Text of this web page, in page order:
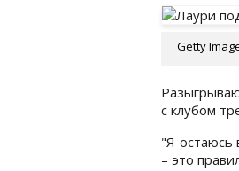
Getty
с клубом
"Я остаюсь
– это